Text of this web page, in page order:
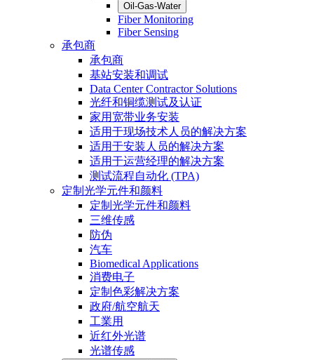
Oil-Gas-Water
Fiber Monitoring
Fiber Sensing
承包商
承包商
基站安装和调试
Data Center Contractor Solutions
光纤和铜缆测试及认证
家用宽带业务安装
适用于现场技术人员的解决方案
适用于安装人员的解决方案
适用于运营经理的解决方案
测试流程自动化 (TPA)
定制光学元件和颜料
定制光学元件和颜料
三维传感
防伪
汽车
Biomedical Applications
消费电子
定制色彩解决方案
政府/航空航天
工業用
近红外光谱
光谱传感